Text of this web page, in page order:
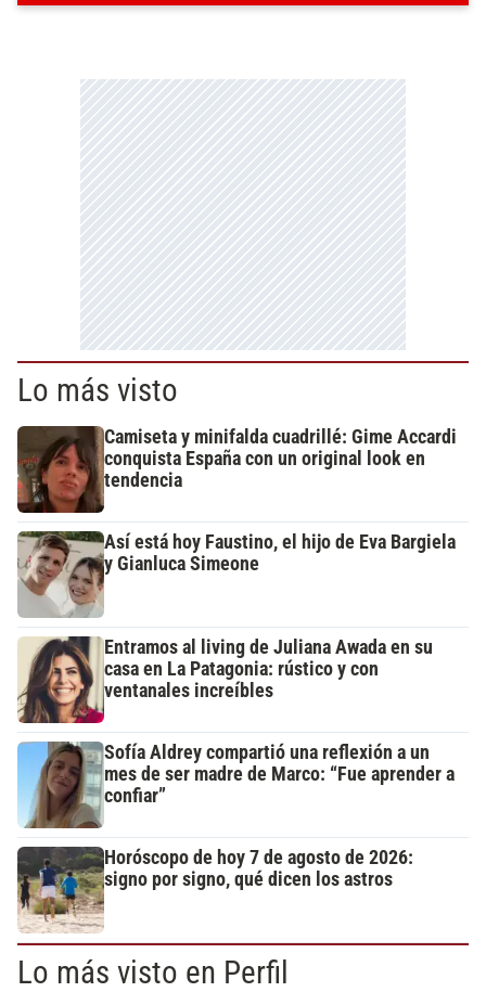
Lo más visto
Camiseta y minifalda cuadrillé: Gime Accardi
conquista España con un original look en
tendencia
Así está hoy Faustino, el hijo de Eva Bargiela
y Gianluca Simeone
Entramos al living de Juliana Awada en su
casa en La Patagonia: rústico y con
ventanales increíbles
Sofía Aldrey compartió una reflexión a un
mes de ser madre de Marco: “Fue aprender a
confiar”
Horóscopo de hoy 7 de agosto de 2026:
signo por signo, qué dicen los astros
Lo más visto en Perfil